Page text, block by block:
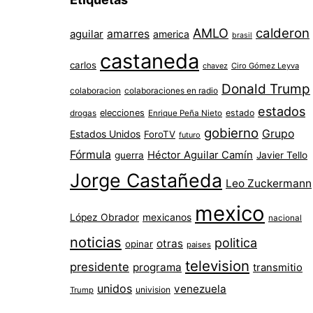
aguilar amarres america AMLO brasil calderon
carlos castaneda chavez Ciro Gómez Leyva
colaboracion colaboraciones en radio Donald Trump
drogas elecciones Enrique Peña Nieto estado estados
Estados Unidos ForoTV futuro gobierno Grupo
Fórmula guerra Héctor Aguilar Camín Javier Tello
Jorge Castañeda Leo Zuckermann
López Obrador mexicanos mexico nacional
noticias opinar otras paises politica
presidente programa television transmitio
Trump unidos univision venezuela